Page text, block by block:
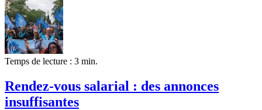
Temps de lecture : 3 min.
Rendez-vous salarial : des annonces
insuffisantes